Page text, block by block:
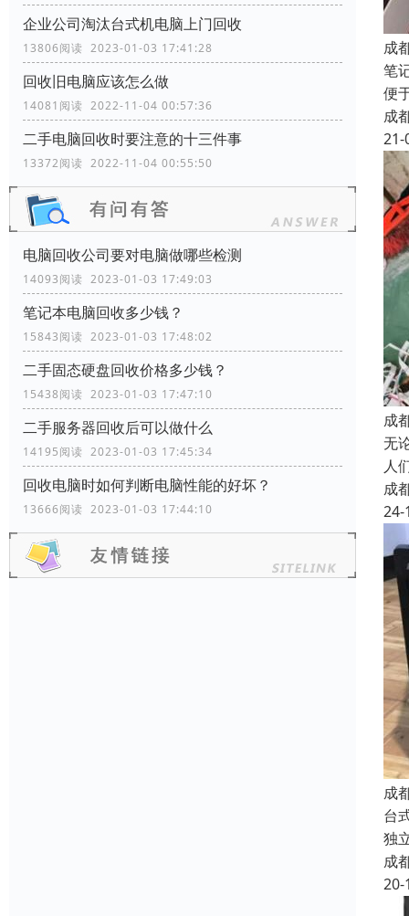
企业公司淘汰台式机电脑上门回收
13806阅读 2023-01-03 17:41:28
回收旧电脑应该怎么做
14081阅读 2022-11-04 00:57:36
二手电脑回收时要注意的十三件事
13372阅读 2022-11-04 00:55:50
电脑回收公司要对电脑做哪些检测
14093阅读 2023-01-03 17:49:03
笔记本电脑回收多少钱？
15843阅读 2023-01-03 17:48:02
二手固态硬盘回收价格多少钱？
15438阅读 2023-01-03 17:47:10
二手服务器回收后可以做什么
14195阅读 2023-01-03 17:45:34
回收电脑时如何判断电脑性能的好坏？
13666阅读 2023-01-03 17:44:10
成
笔
便
成
21-
成
无
人
成
24-
成
台
独
成
20-